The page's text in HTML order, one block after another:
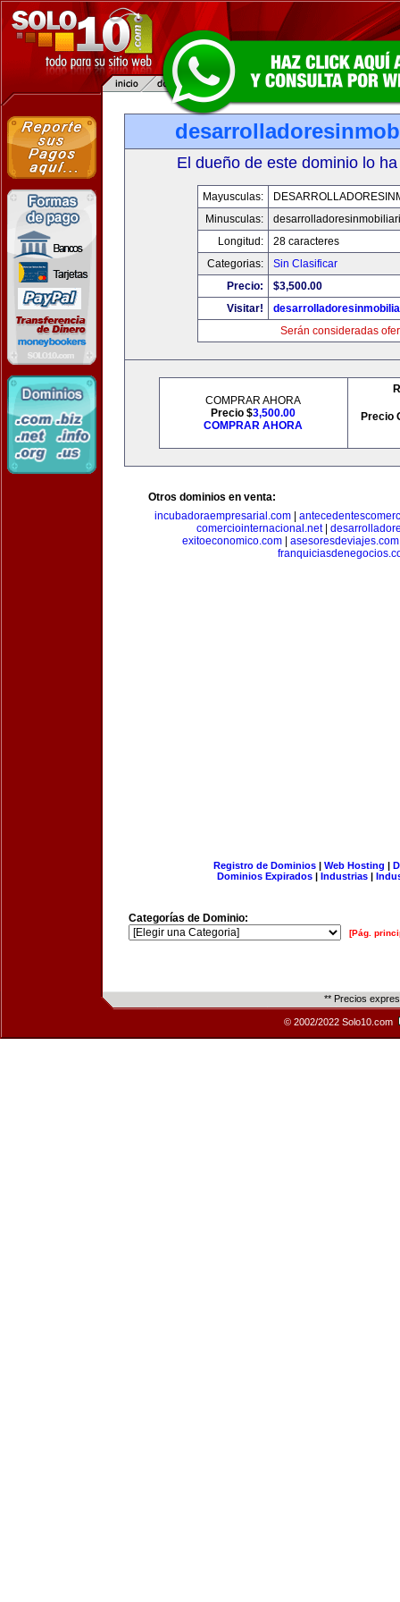
El dueño de este dominio lo
Mayusculas:
Minusculas:
Longitud:
28 caracteres
Categorias:
Sin Clasificar
Precio:
$3,500.00
Visitar!
Serán consideradas
COMPRAR AHORA
Precio $3,500.00
COMPRAR AHORA
Precio
Otros dominios en venta:
incubadoraempresarial.com
comerciointernacional.net|
exitoeconomico.com| asesoresdeviajes.com
Registro de Dominios| Web Hosting |
Dominios Expirados | Industrias |
Categorías de Dominio:
[Pág.
** Precios
© 2002/2022 Solo10.com